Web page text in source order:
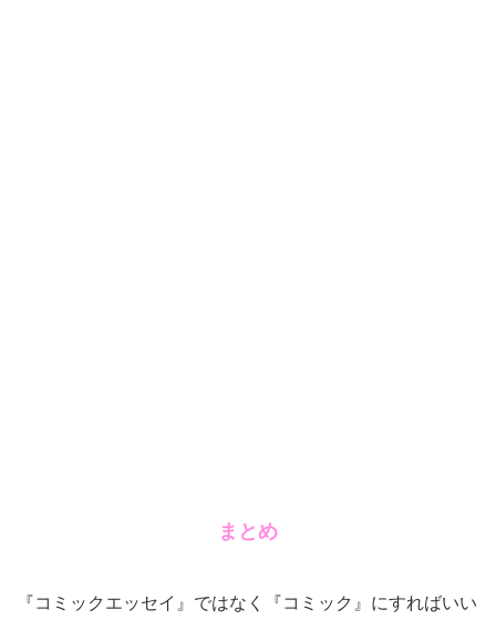
まとめ
『コミックエッセイ』ではなく『コミック』にすればいい